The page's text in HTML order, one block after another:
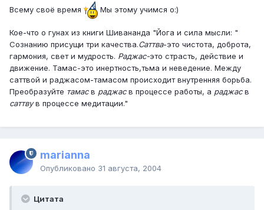
Всему своё время Мы этому учимся o:)
Кое-что о гунах из книги Шивананда "Йога и сила мысли: "
Сознанию присущи три качества.Саттва-это чистота, доброта,
гармония, свет и мудрость. Раджас-это страсть, действие и
движение. Тамас-это инертность,тьма и неведение. Между
саттвой и раджасом-тамасом происходит внутренняя борьба.
Преобразуйте тамасв раджасв процессе работы, а раджасв
саттвув процессе медитации."
marianna
Опубликовано 31 августа, 2004
Цитата